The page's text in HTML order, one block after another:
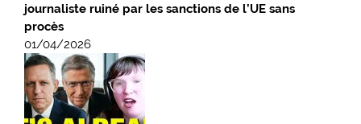
journaliste ruiné par les sanctions de l’UE sans
procès
01/04/2026